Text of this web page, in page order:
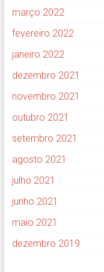
março 2022
fevereiro 2022
janeiro 2022
dezembro 2021
novembro 2021
outubro 2021
setembro 2021
agosto 2021
julho 2021
junho 2021
maio 2021
dezembro 2019